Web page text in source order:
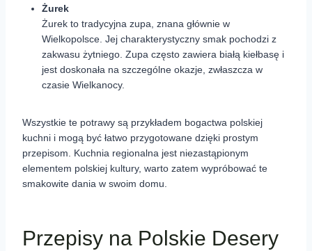
Żurek
Żurek to tradycyjna zupa, znana głównie w
Wielkopolsce. Jej charakterystyczny smak pochodzi z
zakwasu żytniego. Zupa często zawiera białą kiełbasę i
jest doskonała na szczególne okazje, zwłaszcza w
czasie Wielkanocy.
Wszystkie te potrawy są przykładem bogactwa polskiej
kuchni i mogą być łatwo przygotowane dzięki prostym
przepisom. Kuchnia regionalna jest niezastąpionym
elementem polskiej kultury, warto zatem wypróbować te
smakowite dania w swoim domu.
Przepisy na Polskie Desery